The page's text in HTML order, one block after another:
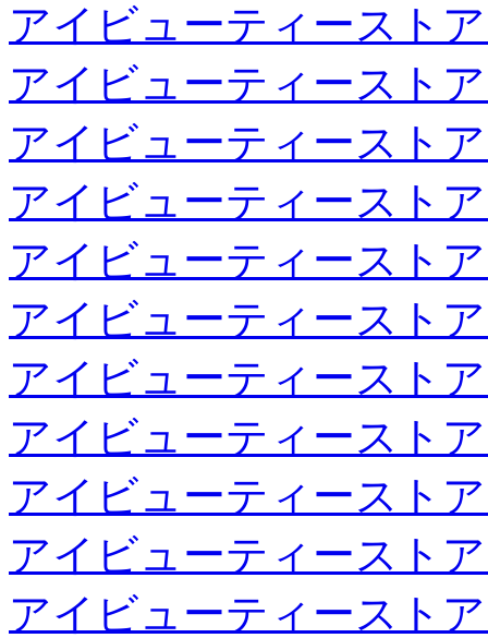
アイビューティースト
アイビューティースト
アイビューティースト
アイビューティースト
アイビューティースト
アイビューティースト
アイビューティースト
アイビューティースト
アイビューティースト
アイビューティースト
アイビューティースト